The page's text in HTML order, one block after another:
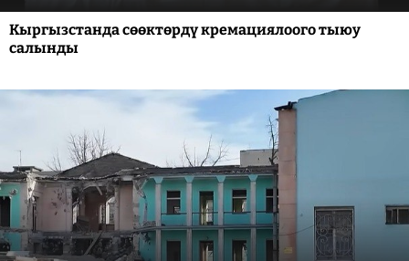
Кыргызстанда сөөктөрдү кремациялоого тыюу
салынды